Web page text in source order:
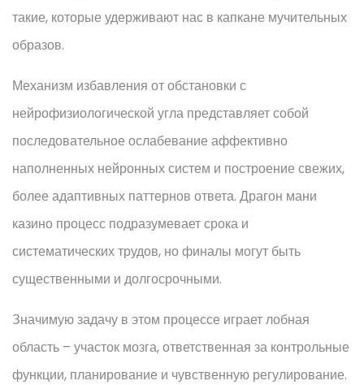
такие, которые удерживают нас в капкане мучительных
образов.
Механизм избавления от обстановки с
нейрофизиологической угла представляет собой
последовательное ослабевание аффективно
наполненных нейронных систем и построение свежих,
более адаптивных паттернов ответа. Драгон мани
казино процесс подразумевает срока и
систематических трудов, но финалы могут быть
существенными и долгосрочными.
Значимую задачу в этом процессе играет лобная
область – участок мозга, ответственная за контрольные
функции, планирование и чувственную регулирование.